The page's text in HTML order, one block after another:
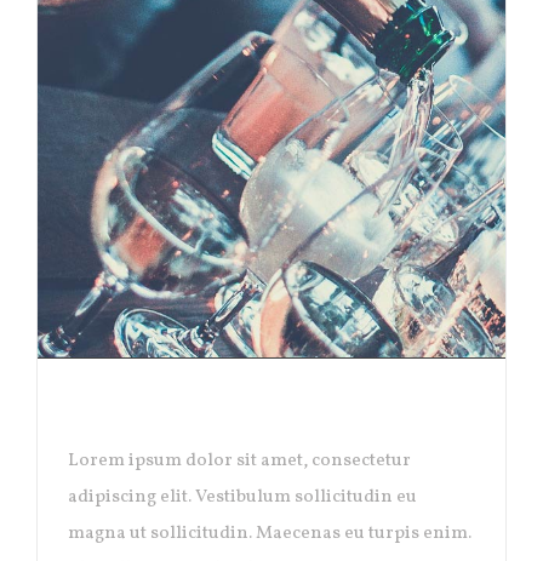
Lorem ipsum dolor sit amet, consectetur
adipiscing elit. Vestibulum sollicitudin eu
magna ut sollicitudin. Maecenas eu turpis enim.